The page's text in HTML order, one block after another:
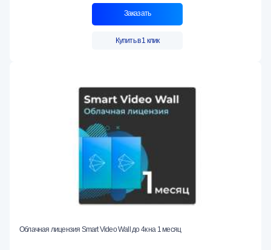
Заказать
Купить в 1 клик
Облачная лицензия Smart Video Wall до 4к на 1 месяц